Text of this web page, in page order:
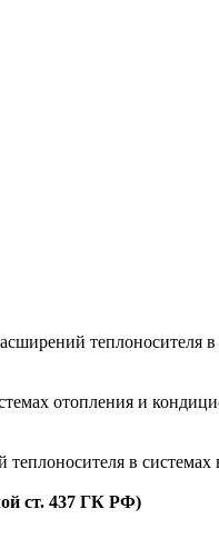
теплоносителя в
отопления и
в системах
ст. 437 ГК РФ)